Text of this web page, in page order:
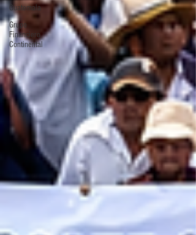
Guatemala
Grupo
Financiero
Continental